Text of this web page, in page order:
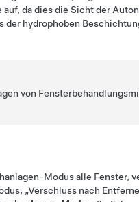
da dies die Sicht der
hydrophoben
von
Modus alle Fenster,
„Verschluss nach